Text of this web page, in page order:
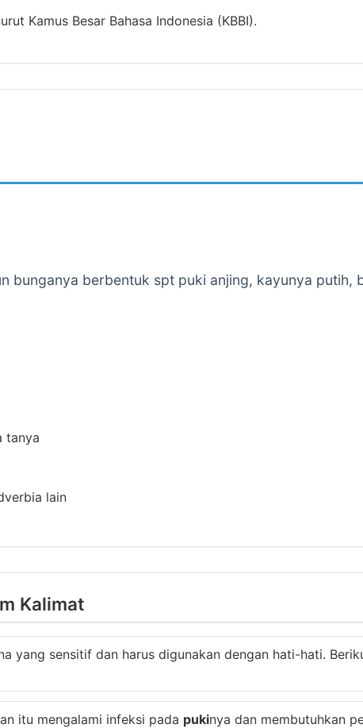
Kamus Besar Bahasa Indonesia (KBBI).
bunganya berbentuk spt puki anjing, kayunya putih,
tanya
lain
Kalimat
yang sensitif dan harus digunakan dengan hati-hati.
itu mengalami infeksi pada pukinya dan membutuhkan